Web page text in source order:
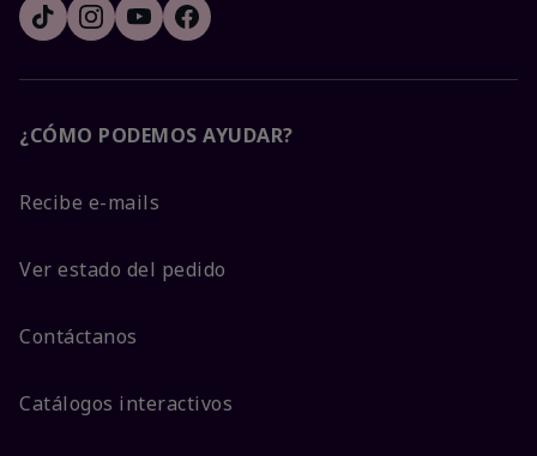
¿CÓMO PODEMOS AYUDAR?
Recibe e-mails
Ver estado del pedido
Contáctanos
Catálogos interactivos